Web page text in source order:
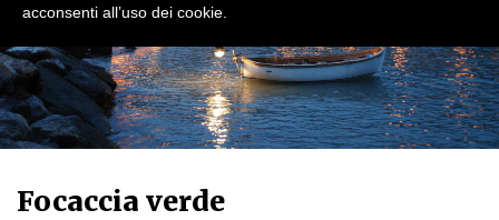
Focaccia verde
acconsenti all’uso dei cookie.